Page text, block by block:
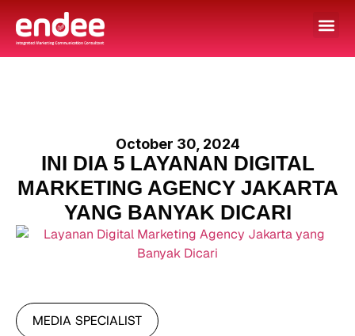
October 30, 2024
INI DIA 5 LAYANAN DIGITAL
MARKETING AGENCY JAKARTA
YANG BANYAK DICARI
MEDIA SPECIALIST